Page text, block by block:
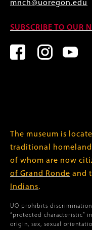
mnch@uoregon.edu
SUBSCRIBE TO OUR
The museum is
traditional
of whom are now
of Grand Ronde and
Indians.
UO prohibits
“protected characteristic”
origin, sex, sexual